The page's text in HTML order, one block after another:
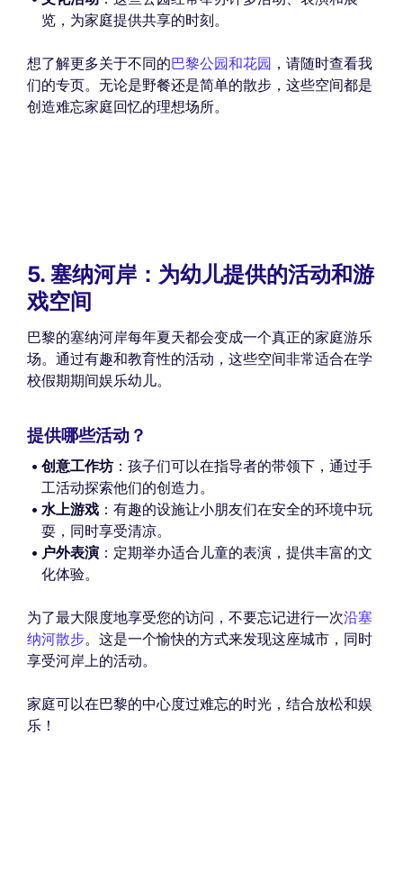
览，为家庭提供共享的时刻。
想了解更多关于不同的巴黎公园和花园 ，请随时查看我
们的专页。无论是野餐还是简单的散步，这些空间都是
创造难忘家庭回忆的理想场所。
5. 塞纳河岸：为幼儿提供的活动和游
戏空间
巴黎的塞纳河岸每年夏天都会变成一个真正的家庭游乐
场。通过有趣和教育性的活动，这些空间非常适合在学
校假期期间娱乐幼儿。
提供哪些活动？
创意工作坊 ：孩子们可以在指导者的带领下，通过手
工活动探索他们的创造力。
水上游戏 ：有趣的设施让小朋友们在安全的环境中玩
耍，同时享受清凉。
户外表演 ：定期举办适合儿童的表演，提供丰富的文
化体验。
为了最大限度地享受您的访问，不要忘记进行一次沿塞
纳河散步。这是一个愉快的方式来发现这座城市，同时
享受河岸上的活动。
家庭可以在巴黎的中心度过难忘的时光，结合放松和娱
乐！